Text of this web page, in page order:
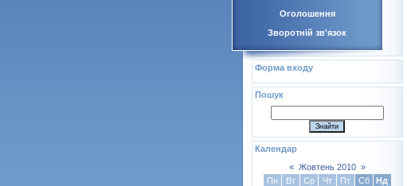
Оголошення
Зворотній зв'язок
Форма входу
Пошук
Календар
« Жовтень 2010 »
Пн
Вт Ср Чт Пт Сб
Нд